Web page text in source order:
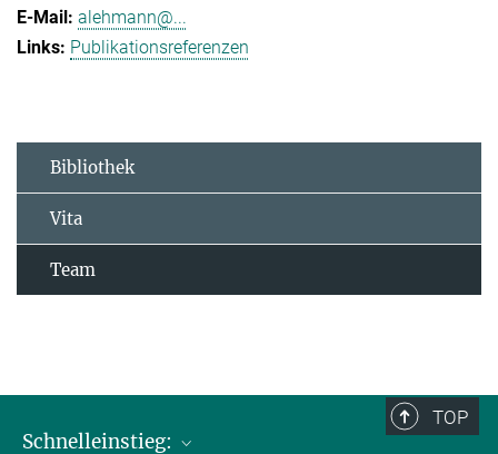
alehmann@...
Publikationsreferenzen
Bibliothek
Vita
Team
TOP
Schnelleinstieg: